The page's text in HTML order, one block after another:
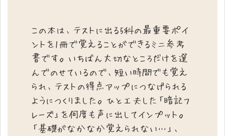
この本は、テストに出る5科の最重要ポイ
ントを1冊で覚えることができるミニ参考
書です。いちばん大切なところだけを選
んでのせているので、短い時間でも覚え
られ、テストの得点アップにつなげられる
ようにつくりました。ひと工夫した「暗記フ
レーズ」を何度も声に出してインプット。
「基礎がなかなか覚えられない…」、